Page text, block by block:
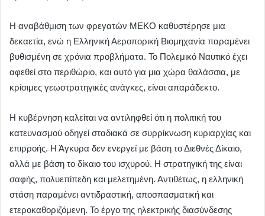
Η αναβάθμιση των φρεγατών ΜΕΚΟ καθυστέρησε μια
δεκαετία, ενώ η Ελληνική Αεροπορική Βιομηχανία παραμένει
βυθισμένη σε χρόνια προβλήματα. Το Πολεμικό Ναυτικό έχει
αφεθεί στο περιθώριο, και αυτό για μια χώρα θαλάσσια, με
κρίσιμες γεωστρατηγικές ανάγκες, είναι απαράδεκτο.
Η κυβέρνηση καλείται να αντιληφθεί ότι η πολιτική του
κατευνασμού οδηγεί σταδιακά σε συρρίκνωση κυριαρχίας και
επιρροής. Η Άγκυρα δεν ενεργεί με βάση το Διεθνές Δίκαιο,
αλλά με βάση το δίκαιο του ισχυρού. Η στρατηγική της είναι
σαφής, πολυεπίπεδη και μελετημένη. Αντιθέτως, η ελληνική
στάση παραμένει αντιδραστική, αποσπασματική και
ετεροκαθοριζόμενη. Το έργο της ηλεκτρικής διασύνδεσης